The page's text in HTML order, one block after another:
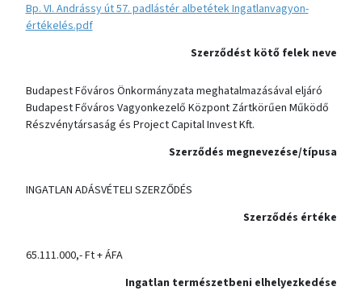
Bp. VI. Andrássy út 57. padlástér albetétek Ingatlanvagyon-
értékelés.pdf
Szerződést kötő felek neve
Budapest Főváros Önkormányzata meghatalmazásával eljáró
Budapest Főváros Vagyonkezelő Központ Zártkörűen Működő
Részvénytársaság és Project Capital Invest Kft.
Szerződés megnevezése/típusa
INGATLAN ADÁSVÉTELI SZERZŐDÉS
Szerződés értéke
65.111.000,- Ft + ÁFA
Ingatlan természetbeni elhelyezkedése